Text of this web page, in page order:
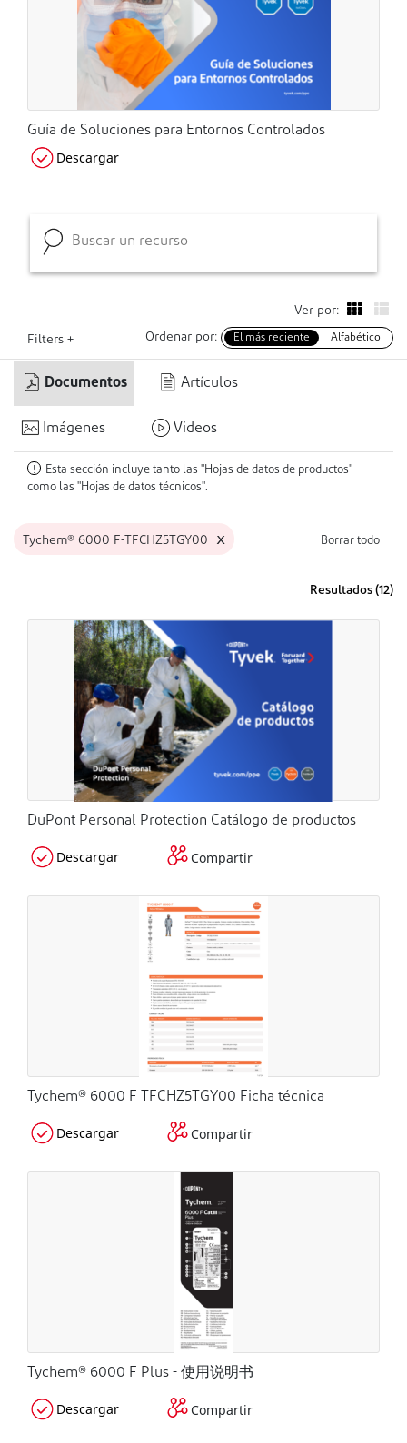
Guía de Soluciones para Entornos Controlados
Descargar
Filters +
Ver por:
Ordenar por:
El más reciente Alfabético
Documentos Artículos
Imágenes Videos
!
Esta sección incluye tanto las "Hojas de datos de productos"
como las "Hojas de datos técnicos".
Tychem® 6000 F-TFCHZ5TGY00 x Borrar todo
Resultados (12)
DuPont Personal Protection Catálogo de productos
Descargar Compartir
Tychem® 6000 F TFCHZ5TGY00 Ficha técnica
Descargar Compartir
Tychem® 6000 F Plus - 使用说明书
Descargar Compartir